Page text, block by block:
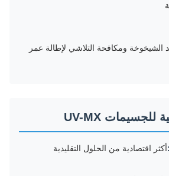
الشيخوخة ومكافحة التلاشي لإطالة عمر
أكثر اقتصادية من الحلول التقليدية